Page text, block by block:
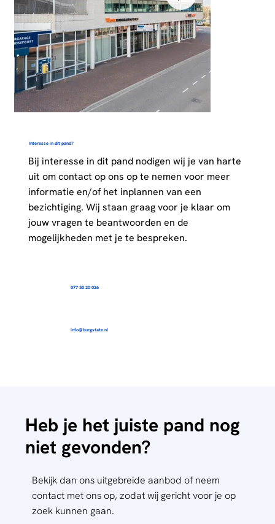
Interesse in dit pand?
Bij interesse in dit pand nodigen wij je van harte
uit om contact op ons op te nemen voor meer
informatie en/of het inplannen van een
bezichtiging. Wij staan graag voor je klaar om
jouw vragen te beantwoorden en de
mogelijkheden met je te bespreken.
077 30 20 026
info@burgstate.nl
Heb je het juiste pand nog
niet gevonden?
Bekijk dan ons uitgebreide aanbod of neem
contact met ons op, zodat wij gericht voor je op
zoek kunnen gaan.